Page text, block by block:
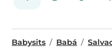
Babysits Babá